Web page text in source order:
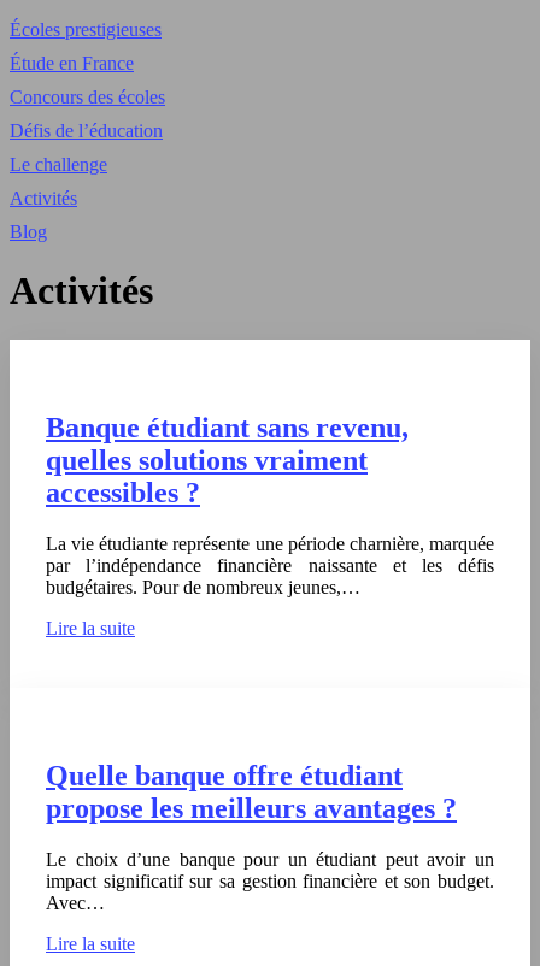
Écoles prestigieuses
Étude en France
Concours des écoles
Défis de l’éducation
Le challenge
Activités
Blog
Activités
Banque étudiant sans revenu,
quelles solutions vraiment
accessibles ?
La vie étudiante représente une période charnière, marquée
par l’indépendance financière naissante et les défis
budgétaires. Pour de nombreux jeunes,…
Lire la suite
Quelle banque offre étudiant
propose les meilleurs avantages ?
Le choix d’une banque pour un étudiant peut avoir un
impact significatif sur sa gestion financière et son budget.
Avec…
Lire la suite